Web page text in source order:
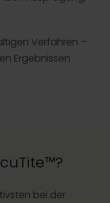
Verfahren –
Ergebnissen
bei der